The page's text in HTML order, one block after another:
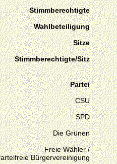
Stimmberechtigte
Wahlbeteiligung
Sitze
Stimmberechtigte/Sitz
Partei
CSU
SPD
Die Grünen
Freie Wähler /
Bürgervereinigung